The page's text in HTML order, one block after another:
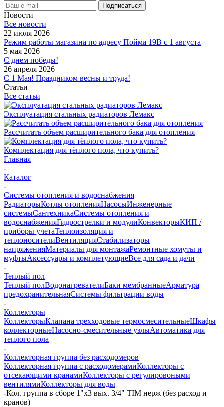
Новости
Все новости
22 июля 2026
Режим работы магазина по адресу Пойма 19В с 1 августа
5 мая 2026
С днем победы!
26 апреля 2026
С 1 Мая! Праздником весны и труда!
Статьи
Все статьи
Эксплуатация стальных радиаторов Лемакс
Рассчитать объем расширительного бака для отопления
Комплектация для тёплого пола, что купить?
Главная
-
Каталог
-
Системы отопления и водоснабжения
РадиаторыКотлы отопленияНасосыИнженерные
системыСантехникаСистемы отопления и
водоснабженияГидрострелки и модулиКонвекторыКИП /
приборы учетаТеплоизоляция и
теплоносителиВентиляцияСтабилизаторы
напряженияМатериалы для монтажаРемонтные хомуты и
муфтыАксессуары и комплетующиеВсе для сада и дачи
-
Теплый пол
Теплый полВодонагревателиБаки мембранныеАрматура
предохранительнаяСистемы фильтрации воды
-
Коллекторы
КоллекторыКлапана трехходовые термосмесительныеШкафы
коллекторныеНасосно-смесительные узлыАвтоматика для
теплого пола
-
Коллекторная группа без расходомеров
Коллекторная группа с расходомерамиКоллекторы с
отсекающими кранамиКоллекторы с регулировоными
вентилямиКоллекторы для воды
-Кол. группа в сборе 1"х3 вых. 3/4" TIM нерж (без расход и
кранов)